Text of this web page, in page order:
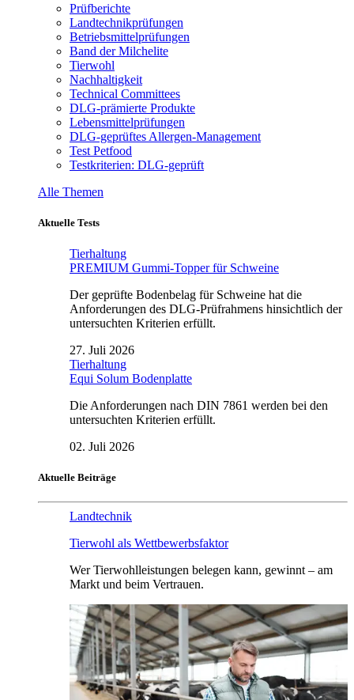
Prüfberichte
Landtechnikprüfungen
Betriebsmittelprüfungen
Band der Milchelite
Tierwohl
Nachhaltigkeit
Technical Committees
DLG-prämierte Produkte
Lebensmittelprüfungen
DLG-geprüftes Allergen-Management
Test Petfood
Testkriterien: DLG-geprüft
Alle Themen
Aktuelle Tests
Tierhaltung
PREMIUM Gummi-Topper für Schweine
Der geprüfte Bodenbelag für Schweine hat die
Anforderungen des DLG-Prüfrahmens hinsichtlich der
untersuchten Kriterien erfüllt.
27. Juli 2026
Tierhaltung
Equi Solum Bodenplatte
Die Anforderungen nach DIN 7861 werden bei den
untersuchten Kriterien erfüllt.
02. Juli 2026
Aktuelle Beiträge
Landtechnik
Tierwohl als Wettbewerbsfaktor
Wer Tierwohlleistungen belegen kann, gewinnt – am
Markt und beim Vertrauen.